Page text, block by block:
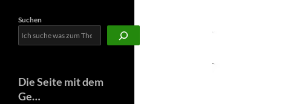
Suchen
Die Seite mit dem
Ge…